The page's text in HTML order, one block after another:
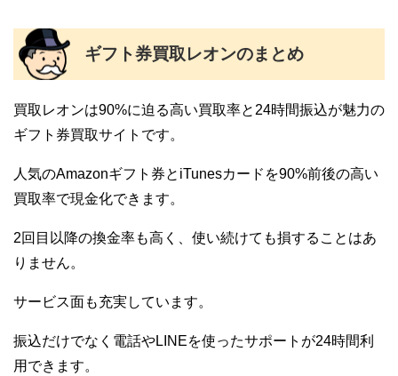
ギフト券買取レオンのまとめ
買取レオンは90%に迫る高い買取率と24時間振込が魅力の
ギフト券買取サイトです。
人気のAmazonギフト券とiTunesカードを90%前後の高い
買取率で現金化できます。
2回目以降の換金率も高く、使い続けても損することはあ
りません。
サービス面も充実しています。
振込だけでなく電話やLINEを使ったサポートが24時間利
用できます。